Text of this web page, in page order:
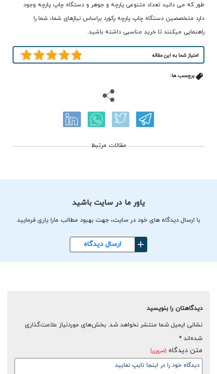
طور که می دانید تعداد متنوعی پارچه و جوهر و دستگاه چاپ پارچه وجود
دارد متخصصین دستگاه چاپ پارچه رکورد براساس نیازهای شما، شما را
راهنمایی میکنند تا خرید مناسبی داشته باشید.
امتیاز شما به این مقاله
برچسب ها:
مقالات مرتبط
یاور ما در سایت باشید
با ارسال دیدگاه های خود در سایت، جهت بهبود مطالب مارا یاری فرمایید
ارسال دیدگاه
دیدگاهتان را بنویسید
نشانی ایمیل شما منتشر نخواهد شد. بخش‌های موردنیاز علامت‌گذاری
شده‌اند *
متن دیدگاه (ضروری)